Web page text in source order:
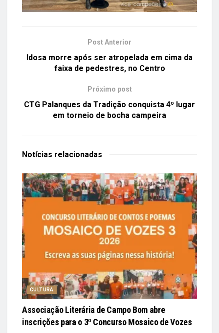
Post Anterior
Idosa morre após ser atropelada em cima da
faixa de pedestres, no Centro
Próximo post
CTG Palanques da Tradição conquista 4º lugar
em torneio de bocha campeira
Notícias relacionadas
CULTURA
Associação Literária de Campo Bom abre
inscrições para o 3º Concurso Mosaico de Vozes